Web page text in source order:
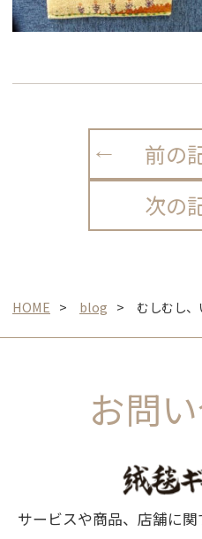
前の
次の
HOME blog むしむし、
お問
サービスや商品、店舗に